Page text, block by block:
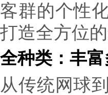
客群的个性
打造全方位的
全种类：丰
从传统网球